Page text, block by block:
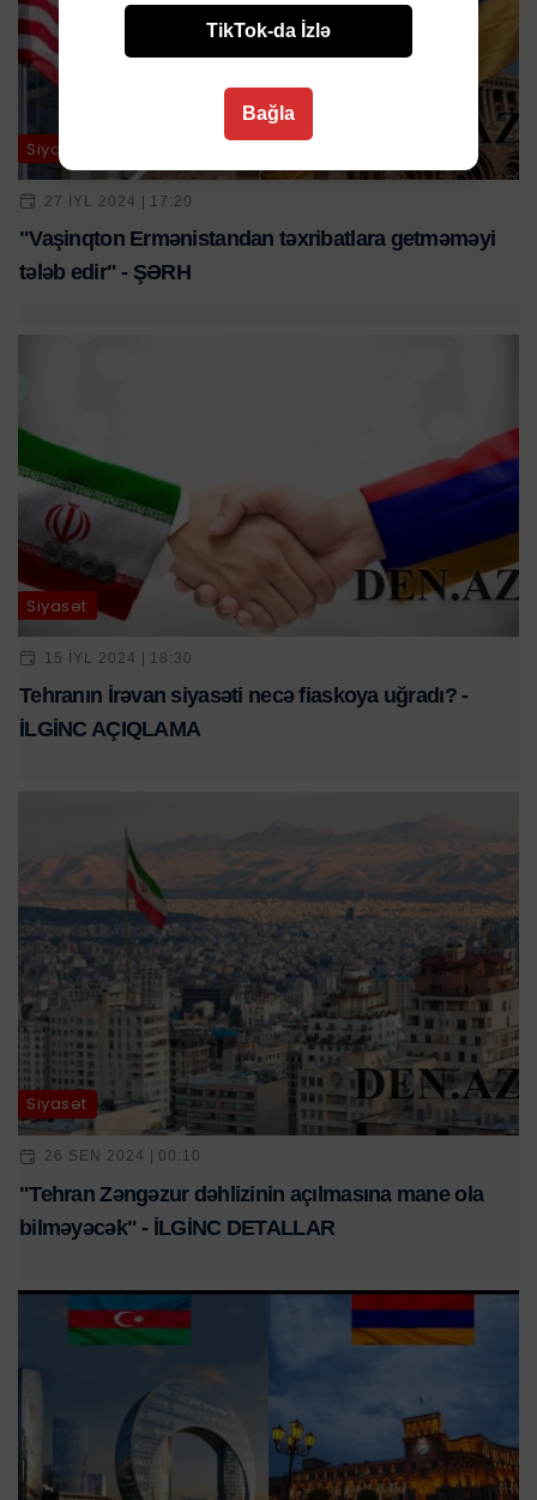
Siyasət
27 IYL 2024 | 17:20
"Vaşinqton Ermənistandan təxribatlara getməməyi
tələb edir" - ŞƏRH
Siyasət
15 IYL 2024 | 18:30
Tehranın İrəvan siyasəti necə fiaskoya uğradı? -
İLGİNC AÇIQLAMA
Siyasət
26 SEN 2024 | 00:10
"Tehran Zəngəzur dəhlizinin açılmasına mane ola
bilməyəcək" - İLGİNC DETALLAR
TikTok-da İzlə
Bağla